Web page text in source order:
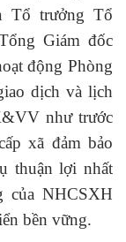
Tổ trưởng Tổ
Giám đốc
động Phòng
dịch và lịch
như trước
xã đảm bảo
thuận lợi nhất
của NHCSXH
bền vững.